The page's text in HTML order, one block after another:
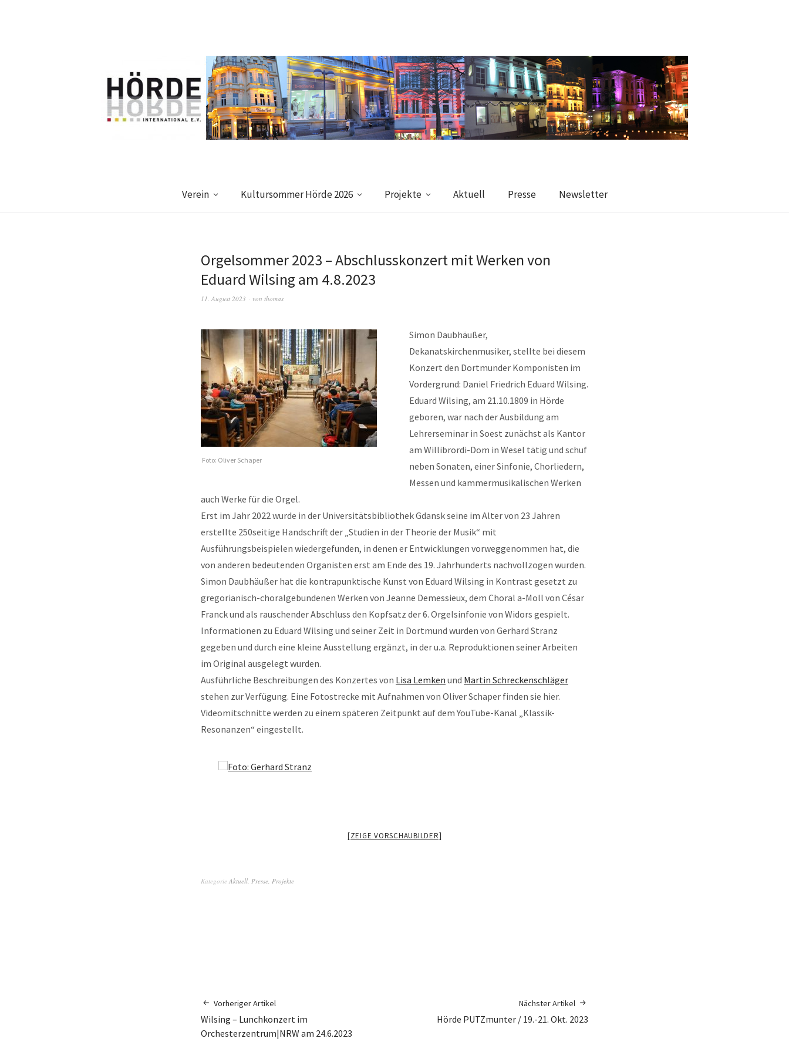
Verein Kultursommer Hörde 2026 Projekte Aktuell Presse Newsletter
Orgelsommer 2023 – Abschlusskonzert mit Werken von
Eduard Wilsing am 4.8.2023
11. August 2023 von thomas
Foto: Oliver Schaper
Simon Daubhäußer,
Dekanatskirchenmusiker, stellte bei diesem
Konzert den Dortmunder Komponisten im
Vordergrund: Daniel Friedrich Eduard Wilsing.
Eduard Wilsing, am 21.10.1809 in Hörde
geboren, war nach der Ausbildung am
Lehrerseminar in Soest zunächst als Kantor
am Willibrordi-Dom in Wesel tätig und schuf
neben Sonaten, einer Sinfonie, Chorliedern,
Messen und kammermusikalischen Werken
auch Werke für die Orgel.
Erst im Jahr 2022 wurde in der Universitätsbibliothek Gdansk seine im Alter von 23 Jahren
erstellte 250seitige Handschrift der „Studien in der Theorie der Musik“ mit
Ausführungsbeispielen wiedergefunden, in denen er Entwicklungen vorweggenommen hat, die
von anderen bedeutenden Organisten erst am Ende des 19. Jahrhunderts nachvollzogen wurden.
Simon Daubhäußer hat die kontrapunktische Kunst von Eduard Wilsing in Kontrast gesetzt zu
gregorianisch-choralgebundenen Werken von Jeanne Demessieux, dem Choral a-Moll von César
Franck und als rauschender Abschluss den Kopfsatz der 6. Orgelsinfonie von Widors gespielt.
Informationen zu Eduard Wilsing und seiner Zeit in Dortmund wurden von Gerhard Stranz
gegeben und durch eine kleine Ausstellung ergänzt, in der u.a. Reproduktionen seiner Arbeiten
im Original ausgelegt wurden.
Ausführliche Beschreibungen des Konzertes von Lisa Lemken und Martin Schreckenschläger
stehen zur Verfügung. Eine Fotostrecke mit Aufnahmen von Oliver Schaper finden sie hier.
Videomitschnitte werden zu einem späteren Zeitpunkt auf dem YouTube-Kanal „Klassik-
Resonanzen“ eingestellt.
[ZEIGE VORSCHAUBILDER]
Kategorie Aktuell, Presse, Projekte
Vorheriger Artikel
Wilsing – Lunchkonzert im
Orchesterzentrum|NRW am 24.6.2023
Nächster Artikel
Hörde PUTZmunter / 19.-21. Okt. 2023